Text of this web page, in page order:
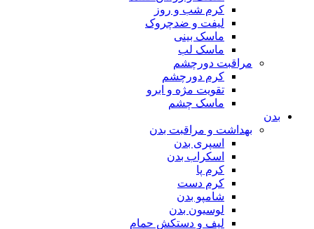
کرم شب و روز
لیفت و ضدچروک
ماسک بینی
ماسک لب
مراقبت دورچشم
کرم دورچشم
تقویت مژه و ابرو
ماسک چشم
بدن
بهداشت و مراقبت بدن
اسپری بدن
اسکراب بدن
کرم پا
کرم دست
شامپو بدن
لوسیون بدن
لیف و دستکش حمام